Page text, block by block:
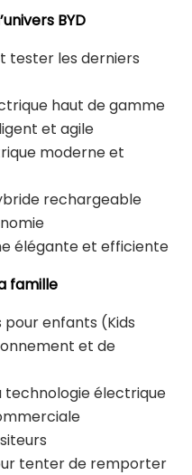
BYD
tester les derniers
haut de gamme
et agile
moderne et
rechargeable
élégante et efficiente
famille
pour enfants (Kids
et de
technologie électrique
tenter de remporter